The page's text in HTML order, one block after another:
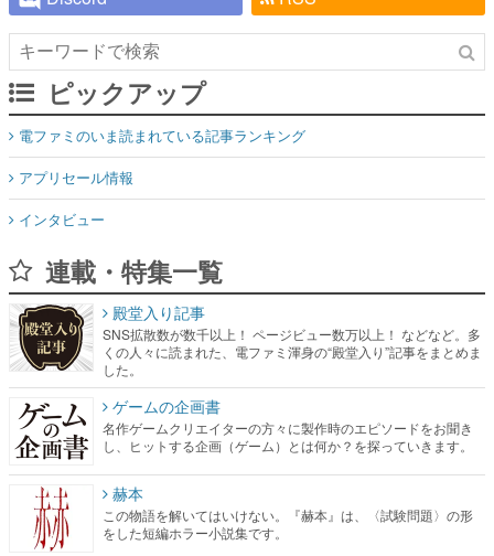
ピックアップ
電ファミのいま読まれている記事ランキング
アプリセール情報
インタビュー
連載・特集一覧
くの人々に読まれた、電ファミ渾身の“殿堂入り”記事をまとめま
した。
ゲームの企画書
名作ゲームクリエイターの方々に製作時のエピソードをお聞き
し、ヒットする企画（ゲーム）とは何か？を探っていきます。
赫本
この物語を解いてはいけない。『赫本』は、〈試験問題〉の形
をした短編ホラー小説集です。
新世代に訊く
これからのデジタルゲーム市場を担う若きクリエイター達の姿
を追い、彼らのルーツと情熱を探っていきます。